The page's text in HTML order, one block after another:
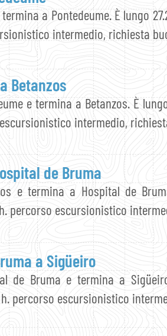
a Pontedeume. È lungo
intermedio, richiesta
Betanzos
e termina a Betanzos. È
intermedio,
de Bruma
e termina a Hospital de
percorso escursionistico
a Sigüeiro
de Bruma e termina a
percorso escursionistico